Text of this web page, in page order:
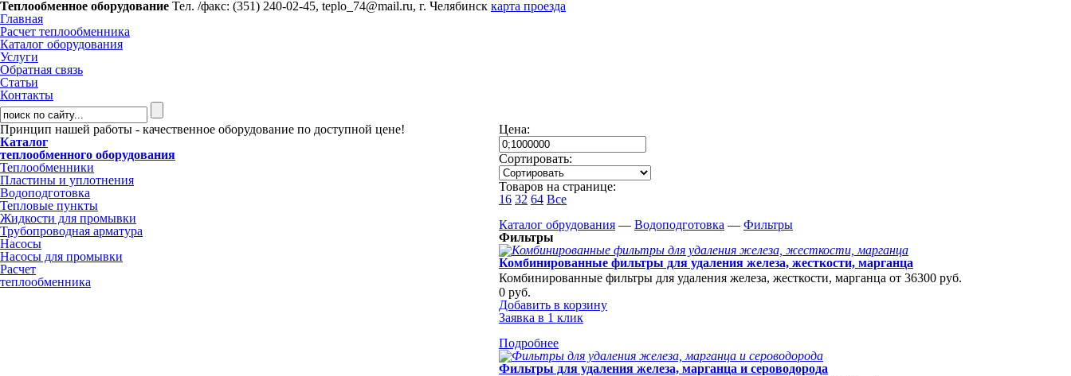
Теплообменное оборудование Тел. /факс: (351) 240-02-45, teplo_74@mail.ru, г. Челябинск карта проезда
Главная
Расчет теплообменника
Каталог оборудования
Услуги
Обратная связь
Статьи
Контакты
Принцип нашей работы - качественное оборудование по доступной цене!
Каталог
теплообменного оборудования
Теплообменники
Пластины и уплотнения
Водоподготовка
Тепловые пункты
Жидкости для промывки
Трубопроводная арматура
Насосы
Насосы для промывки
Расчет
теплообменника
Цена:
Сортировать:
Товаров на странице:
16 32 64 Все
Каталог обрудования — Водоподготовка — Фильтры
Фильтры
Комбинированные фильтры для удаления железа, жесткости, марганца
Комбинированные фильтры для удаления железа, жесткости, марганца от 36300 руб.
0 руб.
Добавить в корзину
Заявка в 1 клик
Подробнее
Фильтры для удаления железа, марганца и сероводорода